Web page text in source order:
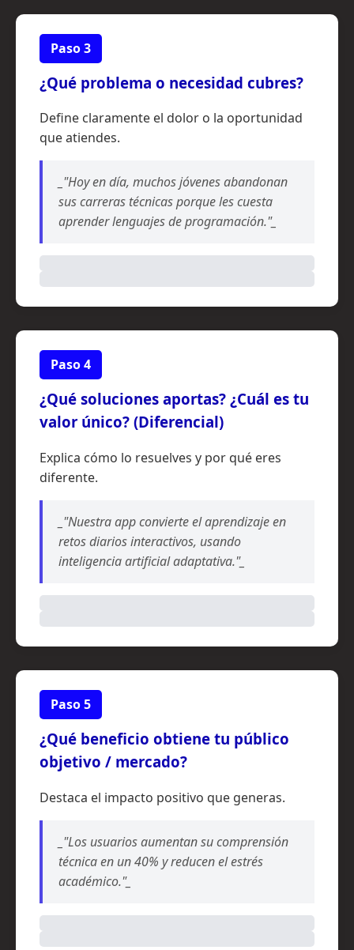
Paso 3
¿Qué problema o necesidad cubres?
Define claramente el dolor o la oportunidad
que atiendes.
_"Hoy en día, muchos jóvenes abandonan
sus carreras técnicas porque les cuesta
aprender lenguajes de programación."_
Paso 4
¿Qué soluciones aportas? ¿Cuál es tu
valor único? (Diferencial)
Explica cómo lo resuelves y por qué eres
diferente.
_"Nuestra app convierte el aprendizaje en
retos diarios interactivos, usando
inteligencia artificial adaptativa."_
Paso 5
¿Qué beneficio obtiene tu público
objetivo / mercado?
Destaca el impacto positivo que generas.
_"Los usuarios aumentan su comprensión
técnica en un 40% y reducen el estrés
académico."_